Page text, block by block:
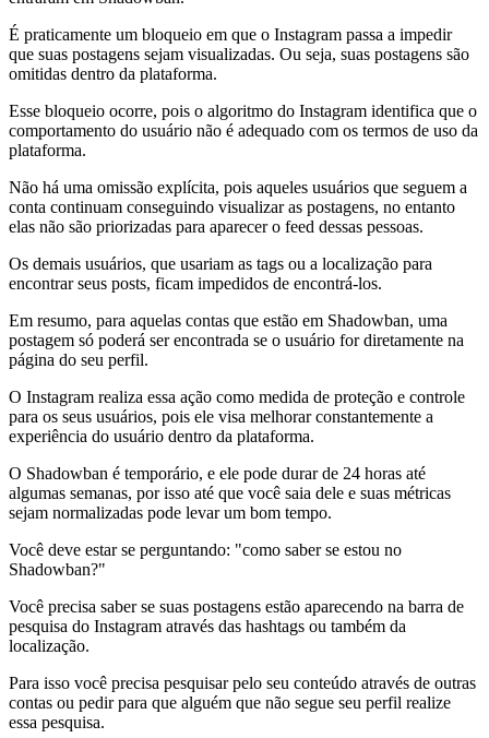
É praticamente um bloqueio em que o Instagram passa a impedir
que suas postagens sejam visualizadas. Ou seja, suas postagens são
omitidas dentro da plataforma.
Esse bloqueio ocorre, pois o algoritmo do Instagram identifica que o
comportamento do usuário não é adequado com os termos de uso da
plataforma.
Não há uma omissão explícita, pois aqueles usuários que seguem a
conta continuam conseguindo visualizar as postagens, no entanto
elas não são priorizadas para aparecer o feed dessas pessoas.
Os demais usuários, que usariam as tags ou a localização para
encontrar seus posts, ficam impedidos de encontrá-los.
Em resumo, para aquelas contas que estão em Shadowban, uma
postagem só poderá ser encontrada se o usuário for diretamente na
página do seu perfil.
O Instagram realiza essa ação como medida de proteção e controle
para os seus usuários, pois ele visa melhorar constantemente a
experiência do usuário dentro da plataforma.
O Shadowban é temporário, e ele pode durar de 24 horas até
algumas semanas, por isso até que você saia dele e suas métricas
sejam normalizadas pode levar um bom tempo.
Você deve estar se perguntando: "como saber se estou no
Shadowban?"
Você precisa saber se suas postagens estão aparecendo na barra de
pesquisa do Instagram através das hashtags ou também da
localização.
Para isso você precisa pesquisar pelo seu conteúdo através de outras
contas ou pedir para que alguém que não segue seu perfil realize
essa pesquisa.